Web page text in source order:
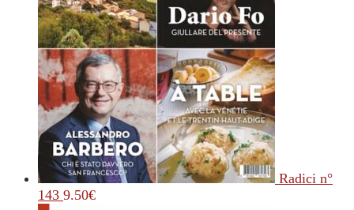
Radici n°
143 9.50€